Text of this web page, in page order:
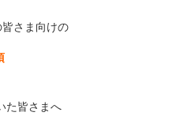
さま向けの
た皆さまへ